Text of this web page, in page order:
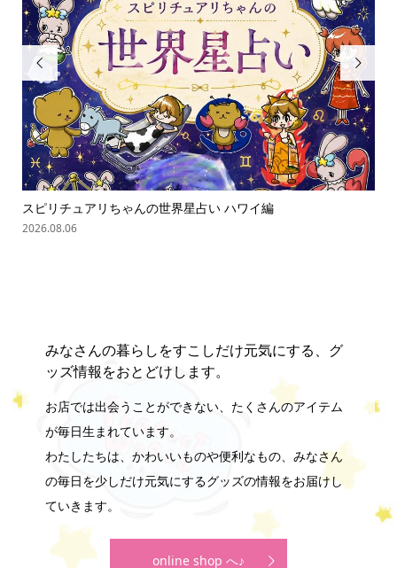

スピリチュアリちゃんの世界星占い ハワイ編
2026.08.06

みなさんの暮らしをすこしだけ元気にする、グ
ッズ情報をおとどけします。
お店では出会うことができない、たくさんのアイテム
が毎日生まれています。
わたしたちは、かわいいものや便利なもの、みなさん
の毎日を少しだけ元気にするグッズの情報をお届けし
ていきます。
online shop へ♪